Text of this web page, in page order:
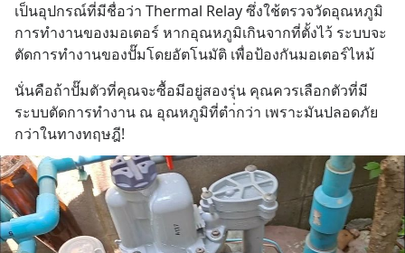
เป็นอุปกรณ์ที่มีชื่อว่า Thermal Relay ซึ่งใช้ตรวจวัดอุณหภูมิ
การทำงานของมอเตอร์ หากอุณหภูมิเกินจากที่ตั้งไว้ ระบบจะ
ตัดการทำงานของปั๊มโดยอัตโนมัติ เพื่อป้องกันมอเตอร์ไหม้
นั่นคือถ้าปั๊มตัวที่คุณจะซื้อมีอยู่สองรุ่น คุณควรเลือกตัวที่มี
ระบบตัดการทำงาน ณ อุณหภูมิที่ตำ่กว่า เพราะมันปลอดภัย
กว่าในทางทฤษฎี!